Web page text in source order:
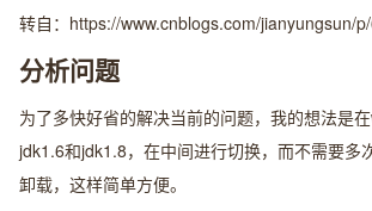
转自：https://www.cnblogs.com/jianyungsun/
分析问题
为了多快好省的解决当前的问题，我的想法是
jdk1.6和jdk1.8，在中间进行切换，而不需要多
卸载，这样简单方便。